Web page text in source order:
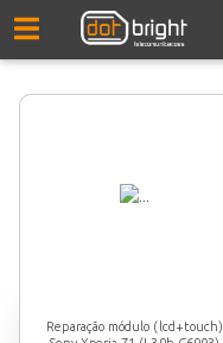
Reparação módulo (lcd+touch)